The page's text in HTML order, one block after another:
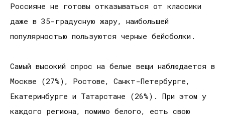
Россияне не готовы отказываться от классики
даже в 35-градусную жару, наибольшей
популярностью пользуются черные бейсболки.
Самый высокий спрос на белые вещи наблюдается в
Москве (27%), Ростове, Санкт-Петербурге,
Екатеринбурге и Татарстане (26%). При этом у
каждого региона, помимо белого, есть свою